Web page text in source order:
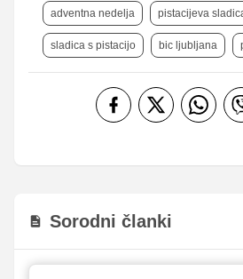
adventna nedelja pistacijeva
sladica s pistacijo bic ljubljana
Sorodni članki